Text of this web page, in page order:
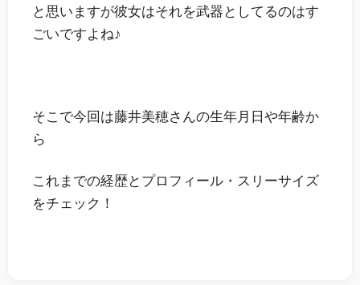
と思いますが彼女はそれを武器としてるのはす
ごいですよね♪
そこで今回は藤井美穂さんの生年月日や年齢か
ら
これまでの経歴とプロフィール・スリーサイズ
をチェック！